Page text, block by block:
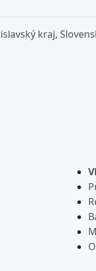
kraj,